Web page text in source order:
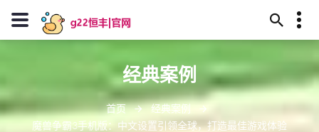
13594780055
甘南州屿庙神教35号
J909@baidu.ag
经典案例
首页
经典案例
魔兽争霸3手机版：中文设置引领全球，打造最佳游戏体验